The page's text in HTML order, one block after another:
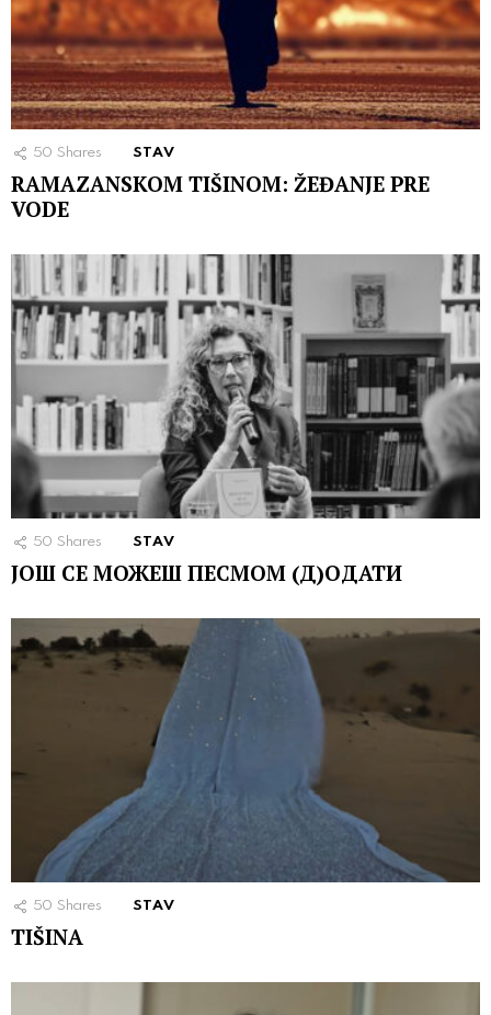
50 Shares STAV
RAMAZANSKOM TIŠINOM: ŽEĐANJE PRE
VODE
50 Shares STAV
ЈОШ СЕ МОЖЕШ ПЕСМОМ (Д)ОДАТИ
50 Shares STAV
TIŠINA